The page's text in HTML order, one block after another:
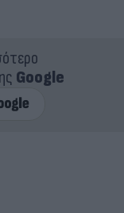
Google